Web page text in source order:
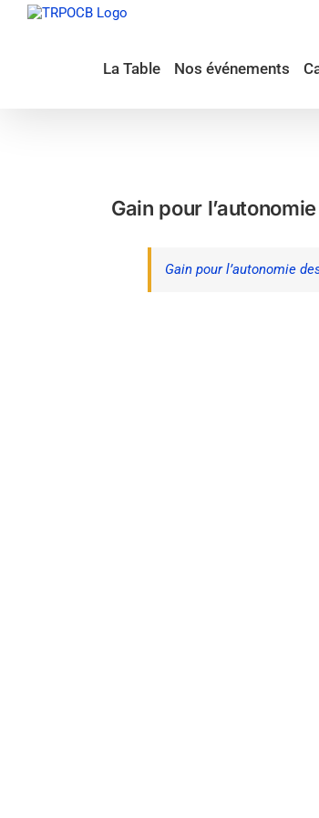
Passer
La Table Nos événements
Gain pour
Gain pour l’autonomie